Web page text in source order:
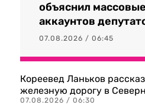
объяснил
аккаунтов
07.08.2026 / 06:45
Кореевед Ланьков
железную дорогу в
07.08.2026 / 06:30